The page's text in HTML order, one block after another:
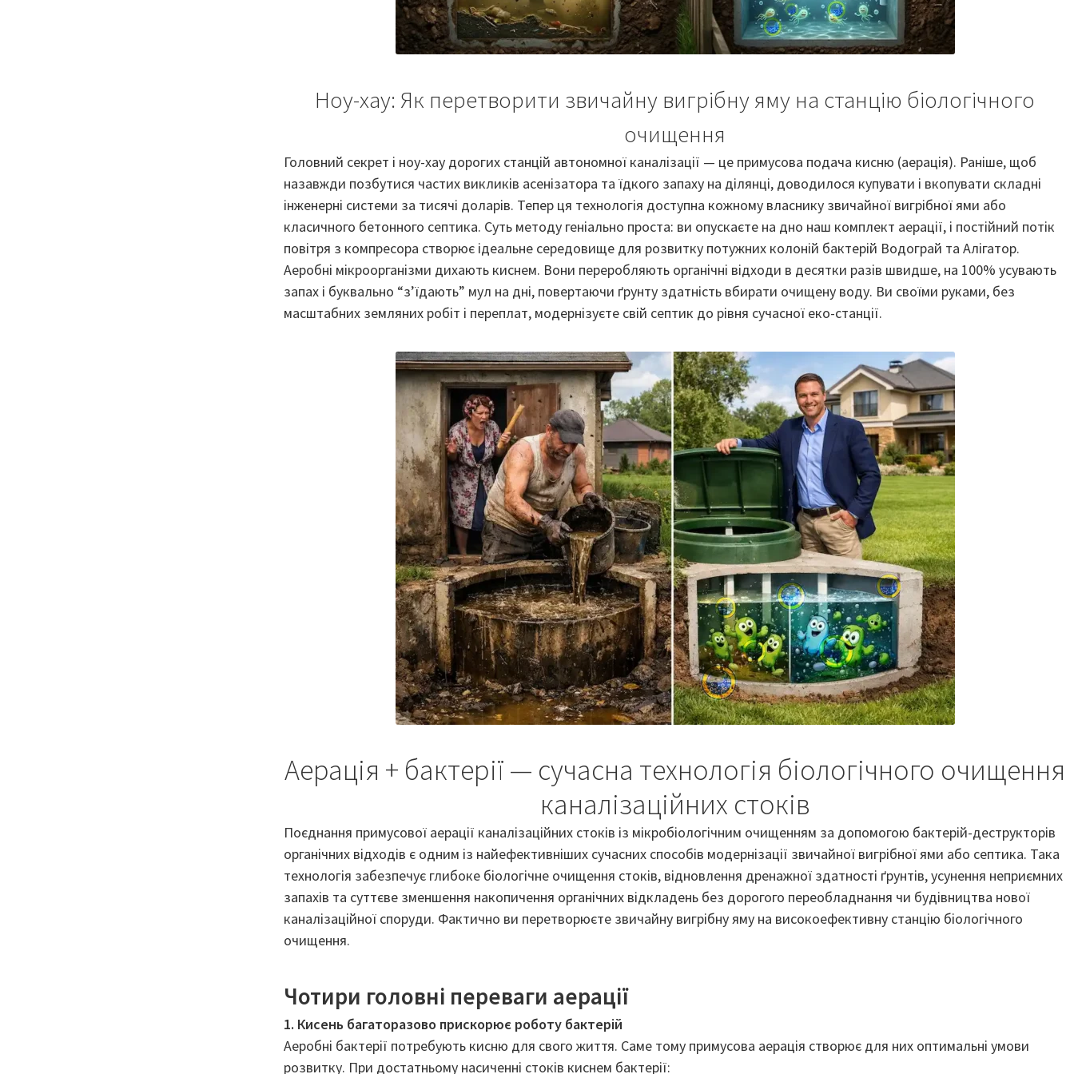
Ноу-хау: Як перетворити звичайну вигрібну яму на станцію біологічного
очищення
Головний секрет і ноу-хау дорогих станцій автономної каналізації — це примусова подача кисню (аерація). Раніше, щоб
назавжди позбутися частих викликів асенізатора та їдкого запаху на ділянці, доводилося купувати і вкопувати складні
інженерні системи за тисячі доларів. Тепер ця технологія доступна кожному власнику звичайної вигрібної ями або
класичного бетонного септика. Суть методу геніально проста: ви опускаєте на дно наш комплект аерації, і постійний потік
повітря з компресора створює ідеальне середовище для розвитку потужних колоній бактерій Водограй та Алігатор.
Аеробні мікроорганізми дихають киснем. Вони переробляють органічні відходи в десятки разів швидше, на 100% усувають
запах і буквально “з’їдають” мул на дні, повертаючи ґрунту здатність вбирати очищену воду. Ви своїми руками, без
масштабних земляних робіт і переплат, модернізуєте свій септик до рівня сучасної еко-станції.
Аерація + бактерії — сучасна технологія біологічного очищення
каналізаційних стоків
Поєднання примусової аерації каналізаційних стоків із мікробіологічним очищенням за допомогою бактерій-деструкторів
органічних відходів є одним із найефективніших сучасних способів модернізації звичайної вигрібної ями або септика. Така
технологія забезпечує глибоке біологічне очищення стоків, відновлення дренажної здатності ґрунтів, усунення неприємних
запахів та суттєве зменшення накопичення органічних відкладень без дорогого переобладнання чи будівництва нової
каналізаційної споруди. Фактично ви перетворюєте звичайну вигрібну яму на високоефективну станцію біологічного
очищення.
Чотири головні переваги аерації
1. Кисень багаторазово прискорює роботу бактерій
Аеробні бактерії потребують кисню для свого життя. Саме тому примусова аерація створює для них оптимальні умови
розвитку. При достатньому насиченні стоків киснем бактерії: